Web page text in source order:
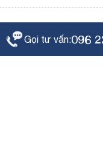
Gọi tư vấn:096